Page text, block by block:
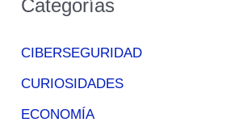
Categorías
CIBERSEGURIDAD
CURIOSIDADES
ECONOMÍA